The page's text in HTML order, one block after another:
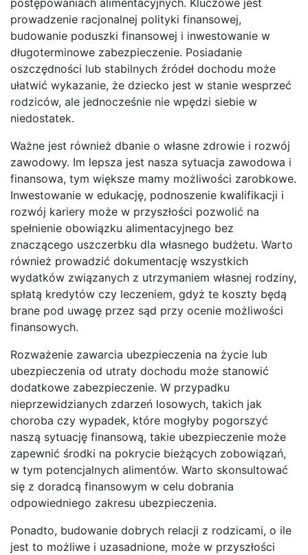
prowadzenie racjonalnej polityki finansowej,
budowanie poduszki finansowej i inwestowanie w
długoterminowe zabezpieczenie. Posiadanie
oszczędności lub stabilnych źródeł dochodu może
ułatwić wykazanie, że dziecko jest w stanie wesprzeć
rodziców, ale jednocześnie nie wpędzi siebie w
niedostatek.
Ważne jest również dbanie o własne zdrowie i rozwój
zawodowy. Im lepsza jest nasza sytuacja zawodowa i
finansowa, tym większe mamy możliwości zarobkowe.
Inwestowanie w edukację, podnoszenie kwalifikacji i
rozwój kariery może w przyszłości pozwolić na
spełnienie obowiązku alimentacyjnego bez
znaczącego uszczerbku dla własnego budżetu. Warto
również prowadzić dokumentację wszystkich
wydatków związanych z utrzymaniem własnej rodziny,
spłatą kredytów czy leczeniem, gdyż te koszty będą
brane pod uwagę przez sąd przy ocenie możliwości
finansowych.
Rozważenie zawarcia ubezpieczenia na życie lub
ubezpieczenia od utraty dochodu może stanowić
dodatkowe zabezpieczenie. W przypadku
nieprzewidzianych zdarzeń losowych, takich jak
choroba czy wypadek, które mogłyby pogorszyć
naszą sytuację finansową, takie ubezpieczenie może
zapewnić środki na pokrycie bieżących zobowiązań,
w tym potencjalnych alimentów. Warto skonsultować
się z doradcą finansowym w celu dobrania
odpowiedniego zakresu ubezpieczenia.
Ponadto, budowanie dobrych relacji z rodzicami, o ile
jest to możliwe i uzasadnione, może w przyszłości